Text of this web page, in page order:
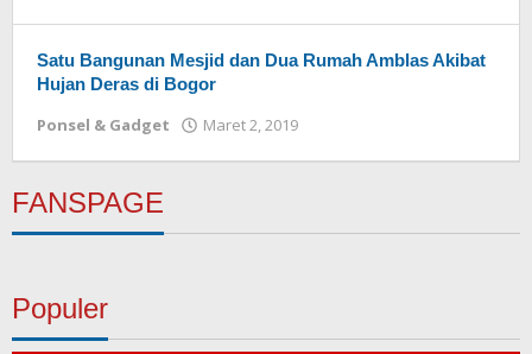
Satu Bangunan Mesjid dan Dua Rumah Amblas Akibat
Hujan Deras di Bogor
Ponsel & Gadget Maret 2, 2019
FANSPAGE
Populer